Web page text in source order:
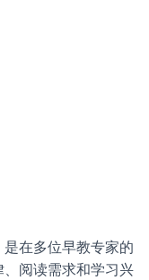
在多位早教专家的
阅读需求和学习兴